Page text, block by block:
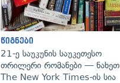
წიგნები
21-ე საუკუნის საუკეთესო
თრილერი რომანები — ნახეთ
The New York Times-ის სია